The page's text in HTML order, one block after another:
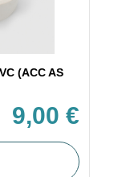
(ACC AS
9,00 €